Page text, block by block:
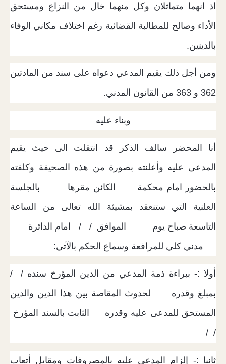
اذ انهما متماثلان وكل منهما خال من النزاع ومستحق
الأداء وصالح للمطالبة القضائية رغم اختلاف مكاني الوفاء
بالدينين.
ومن أجل ذلك يقيم المدعي دعواه على سند من المادتين
362 و 363 من القانون المدني.
وبناء عليه
أنا المحضر سالف الذكر قد انتقلت الى حيث يقيم
المدعى عليه وأعلنته بصورة من هذه الصحيفة وكلفته
بالحضور امام محكمة الكائن مقرها بالجلسة
العلنية التي ستنعقد بمشيئة الله تعالى من الساعة
التاسعة صباح يوم الموافق / / امام الدائرة
مدني كلي للمرافعة وسماع الحكم بالآتي:
أولا :- ببراءة ذمة المدعي من الدين المؤرخ سنده / /
بمبلغ وقدره لحدوث المقاصة بين هذا الدين والدين
المستحق للمدعى عليه وقدره الثابت بالسند المؤرخ
/ /
ثانيا :- إلزام المدعى عليه بالمصروفات ومقابل أتعاب